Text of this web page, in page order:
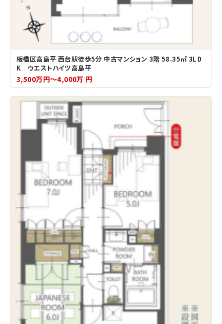
板橋区高島平 西台駅徒歩5分 中古マンション 3階 58.35㎡ 3LD
K｜ウエストハイツ高島平
3,500万円～4,000万 円